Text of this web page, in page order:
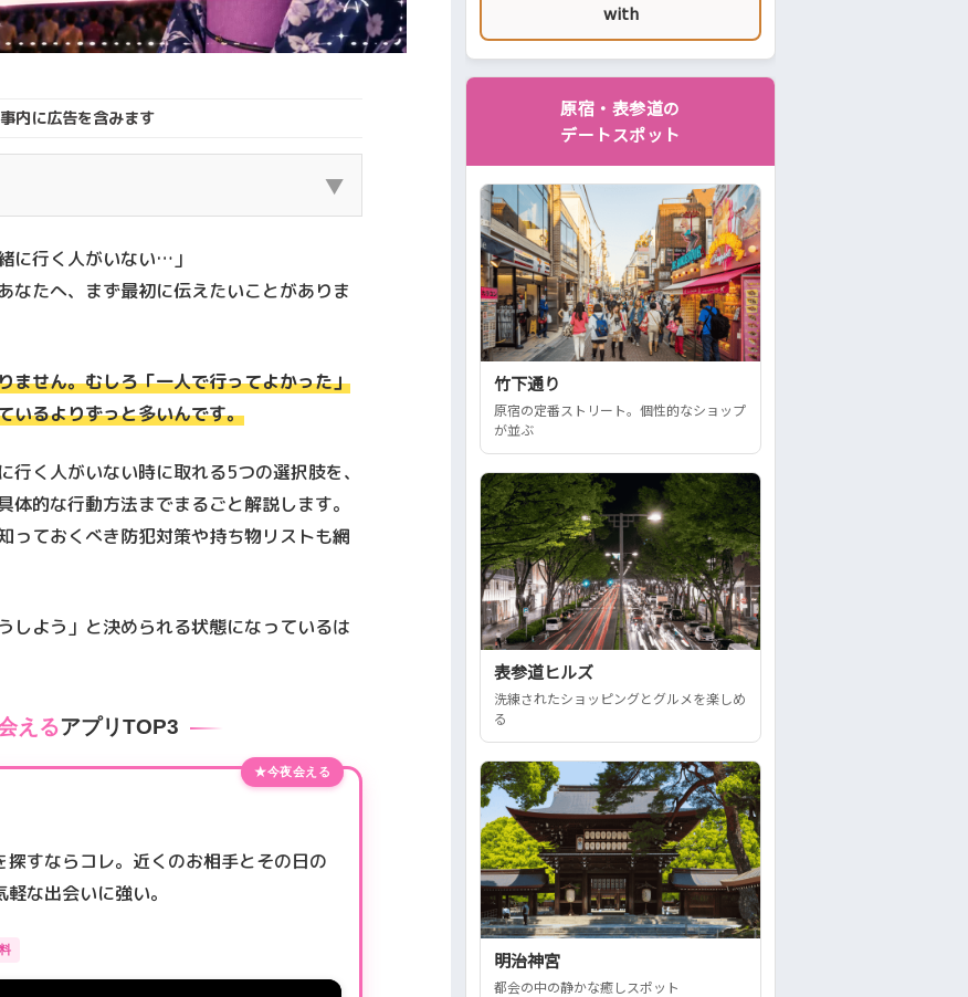
内に広告を含みます
▼
リア）でマッチングアプリを利用し、
きた筆者の体験をもとに書いています。
後悔したポイントを正直に解説します。
使う人が失敗しないこと」を最優先にま
に行く人がいない…」
なたへ、まず最初に伝えたいことがありま
ません。むしろ「一人で行ってよかった」
いるよりずっと多いんです。
行く人がいない時に取れる5つの選択肢を、
的な行動方法までまるごと解説します。
っておくべき防犯対策や持ち物リストも網
しよう」と決められる状態になっているは
えるアプリTOP3
★今夜会える
探すならコレ。近くのお相手とその日の
な出会いに強い。
with
原宿・表参道の
デートスポット
竹下通り
原宿の定番ストリート。個性的なショップ
が並ぶ
表参道ヒルズ
洗練されたショッピングとグルメを楽しめ
る
明治神宮
都会の中の静かな癒しスポット